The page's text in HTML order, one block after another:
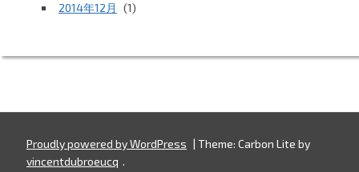
2014年12月
(1)
Proudly powered by WordPress | Theme: Carbon Lite by
vincentdubroeucq .